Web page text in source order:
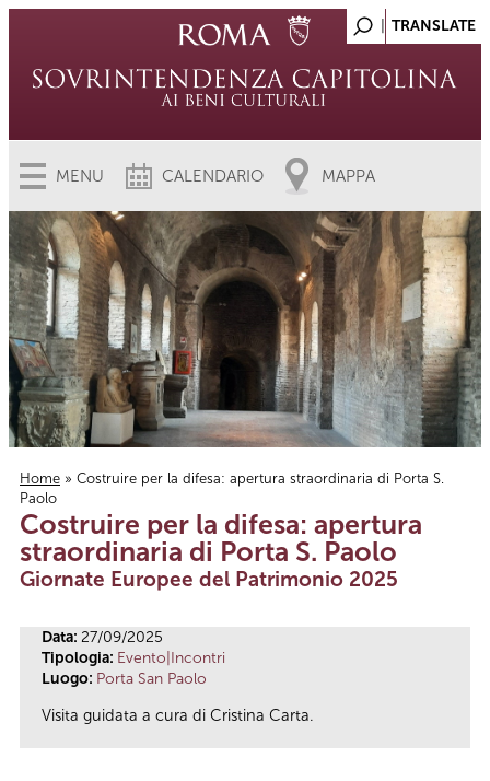
MENU CALENDARIO MAPPA
Tu sei qui
Home » Costruire per la difesa: apertura straordinaria di Porta S.
Paolo
Costruire per la difesa: apertura
straordinaria di Porta S. Paolo
Giornate Europee del Patrimonio 2025
Data: 27/09/2025
Tipologia: Evento|Incontri
Luogo: Porta San Paolo
Visita guidata a cura di Cristina Carta.